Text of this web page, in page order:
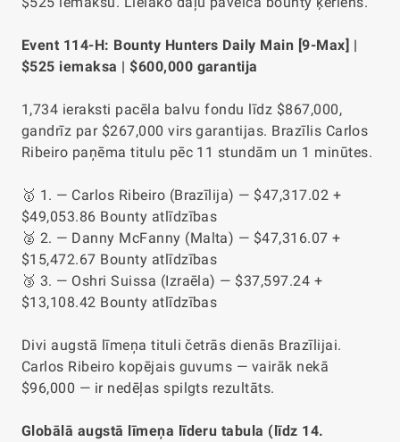
Event 114-H: Bounty Hunters Daily Main [9-Max] |
$525 iemaksa | $600,000 garantija
1,734 ieraksti pacēla balvu fondu līdz $867,000,
gandrīz par $267,000 virs garantijas. Brazīlis Carlos
Ribeiro paņēma titulu pēc 11 stundām un 1 minūtes.
🥇 1. — Carlos Ribeiro (Brazīlija) — $47,317.02 +
$49,053.86 Bounty atlīdzības
🥈 2. — Danny McFanny (Malta) — $47,316.07 +
$15,472.67 Bounty atlīdzības
🥉 3. — Oshri Suissa (Izraēla) — $37,597.24 +
$13,108.42 Bounty atlīdzības
Divi augstā līmeņa tituli četrās dienās Brazīlijai.
Carlos Ribeiro kopējais guvums — vairāk nekā
$96,000 — ir nedēļas spilgts rezultāts.
Globālā augstā līmeņa līderu tabula (līdz 14.